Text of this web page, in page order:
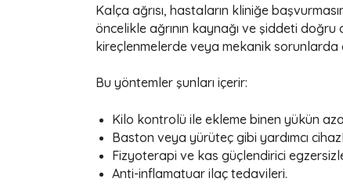
Kalça ağrısı, hastaların kliniğe
öncelikle ağrının kaynağı ve şiddeti
kireçlenmelerde veya mekanik sorunlarda
Bu yöntemler şunları içerir:
Kilo kontrolü ile ekleme binen yükün
Baston veya yürüteç gibi yardımcı
Fizyoterapi ve kas güçlendirici
Anti-inflamatuar ilaç tedavileri.